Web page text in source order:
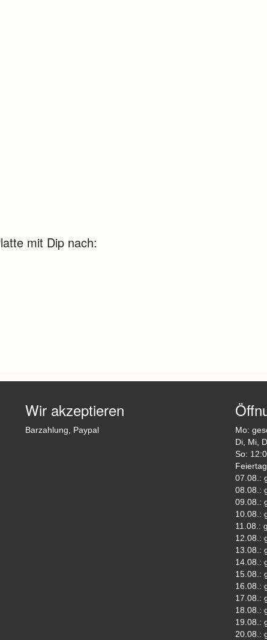
mit Dip nach:
Wir akzeptieren
Barzahlung, Paypal
Mo:
Di, Mi,
So:
07.08.:
08.08.:
09.08.:
10.08.:
11.08.:
12.08.:
13.08.:
14.08.:
15.08.:
16.08.:
17.08.:
18.08.:
19.08.:
20.08.: